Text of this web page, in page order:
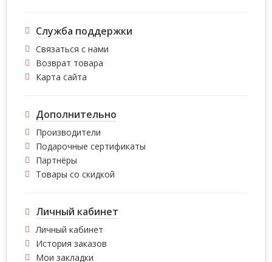
Служба поддержки
Связаться с нами
Возврат товара
Карта сайта
Дополнительно
Производители
Подарочные сертификаты
Партнёры
Товары со скидкой
Личный кабинет
Личный кабинет
История заказов
Мои закладки